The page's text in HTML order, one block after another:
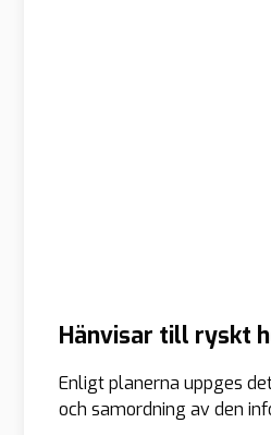
Hänvisar till ryskt
Enligt planerna uppges
och samordning av den